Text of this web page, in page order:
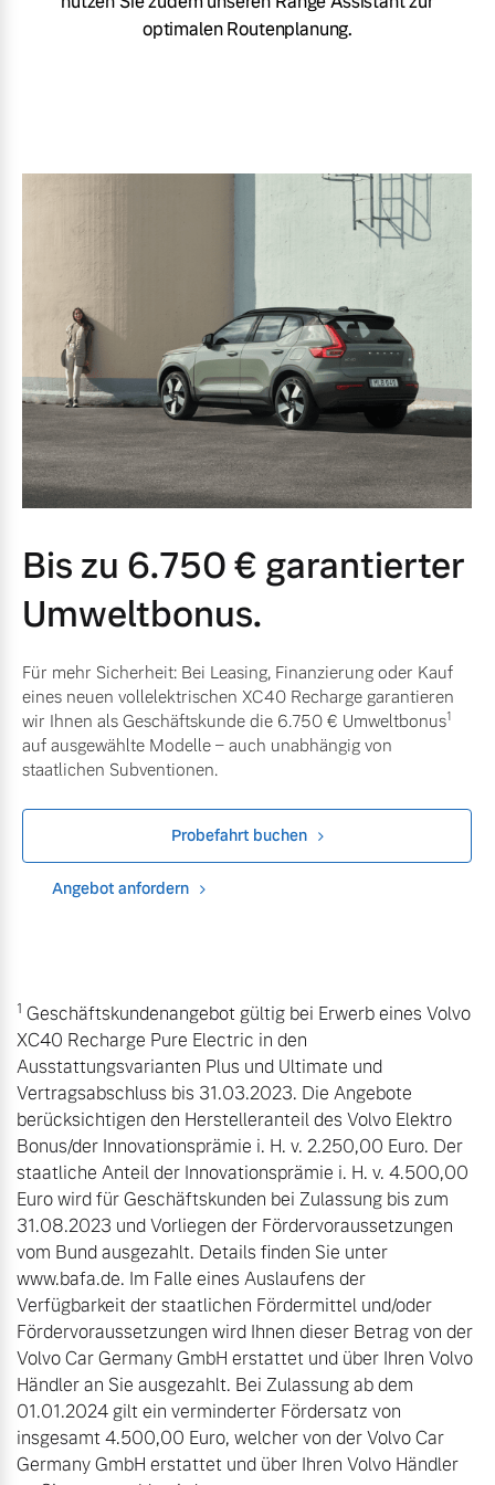
Versicherungoptimalen Routenplanung.
Bis zu 6.750 € garantierter
Umweltbonus.
Für mehr Sicherheit: Bei Leasing, Finanzierung oder Kauf
eines neuen vollelektrischen XC40 Recharge garantieren
wir Ihnen als Geschäftskunde die 6.750 € Umweltbonus1
auf ausgewählte Modelle – auch unabhängig von
staatlichen Subventionen.
Probefahrt buchen
Angebot anfordern
1 Geschäftskundenangebot gültig bei Erwerb eines Volvo
XC40 Recharge Pure Electric in den
Ausstattungsvarianten Plus und Ultimate und
Vertragsabschluss bis 31.03.2023. Die Angebote
berücksichtigen den Herstelleranteil des Volvo Elektro
Bonus/der Innovationsprämie i. H. v. 2.250,00 Euro. Der
staatliche Anteil der Innovationsprämie i. H. v. 4.500,00
Euro wird für Geschäftskunden bei Zulassung bis zum
31.08.2023 und Vorliegen der Fördervoraussetzungen
vom Bund ausgezahlt. Details finden Sie unter
www.bafa.de. Im Falle eines Auslaufens der
Verfügbarkeit der staatlichen Fördermittel und/oder
Fördervoraussetzungen wird Ihnen dieser Betrag von der
Volvo Car Germany GmbH erstattet und über Ihren Volvo
Händler an Sie ausgezahlt. Bei Zulassung ab dem
01.01.2024 gilt ein verminderter Fördersatz von
insgesamt 4.500,00 Euro, welcher von der Volvo Car
Germany GmbH erstattet und über Ihren Volvo Händler